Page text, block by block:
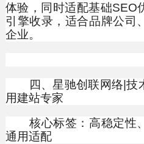
体验，同时适配基础SEO
引擎收录，适合品牌公司
企业。
四、星驰创联网络|技
用建站专家
核心标签：高稳定性、
通用适配